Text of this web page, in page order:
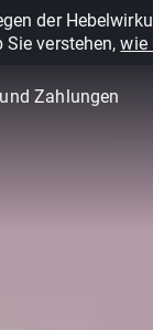
der
Sie verstehen,wie
Zahlungen